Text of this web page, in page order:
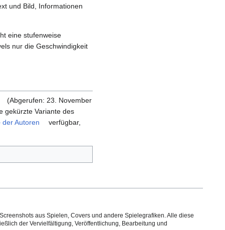
und Bild, Informationen
eine stufenweise
nur die Geschwindigkeit
(Abgerufen: 23. November
gekürzte Variante des
der Autoren
verfügbar,
aus Spielen, Covers und andere Spielegrafiken. Alle diese
der Vervielfältigung, Veröffentlichung, Bearbeitung und